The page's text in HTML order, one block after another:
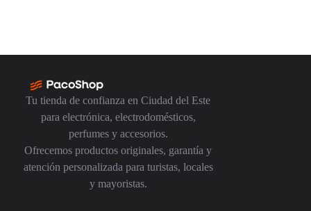
Tu tienda de confianza en Ciudad del Este
para electrónica, electrodomésticos,
perfumes y accesorios.
Ofrecemos productos originales, garantía y
atención personalizada para turistas, locales
y mayoristas.